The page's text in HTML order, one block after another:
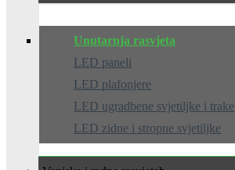
Unutarnja rasvjeta
LED paneli
LED plafonjere
LED ugradbene svjetiljke i trake
LED zidne i stropne svjetiljke